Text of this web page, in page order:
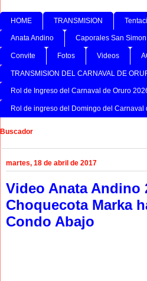
HOME TRANSMISION
Anata Andino Caporales San Simon
Convite Fotos Videos
TRANSMISION DEL CARNAVAL DE
Rol de Ingreso del Carnaval de Oruro
Rol de ingreso del Domingo del Carnaval
Buscador
martes, 18 de abril de 2017
Video Anata Andino
Choquecota Marka
Condo Abajo